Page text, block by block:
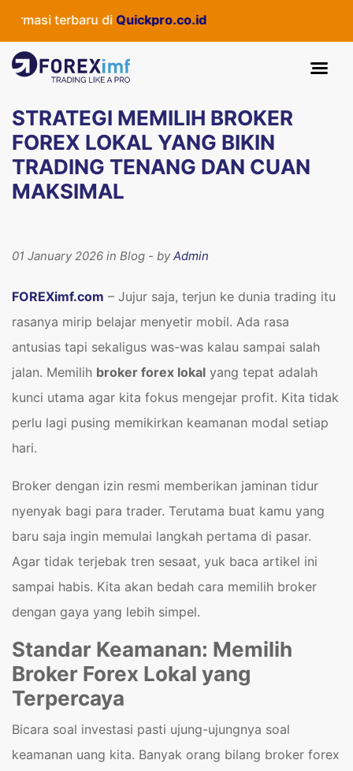
terbaru diQuickpro.co.id
STRATEGI MEMILIH BROKER
FOREX LOKAL YANG BIKIN
TRADING TENANG DAN CUAN
MAKSIMAL
01 January 2026 in Blog - byAdmin
FOREXimf.com – Jujur saja, terjun ke dunia trading itu
rasanya mirip belajar menyetir mobil. Ada rasa
antusias tapi sekaligus was-was kalau sampai salah
jalan. Memilih broker forex lokal yang tepat adalah
kunci utama agar kita fokus mengejar profit. Kita tidak
perlu lagi pusing memikirkan keamanan modal setiap
hari.
Broker dengan izin resmi memberikan jaminan tidur
nyenyak bagi para trader. Terutama buat kamu yang
baru saja ingin memulai langkah pertama di pasar.
Agar tidak terjebak tren sesaat, yuk baca artikel ini
sampai habis. Kita akan bedah cara memilih broker
dengan gaya yang lebih simpel.
Standar Keamanan: Memilih
Broker Forex Lokal yang
Terpercaya
Bicara soal investasi pasti ujung-ujungnya soal
keamanan uang kita. Banyak orang bilang broker forex